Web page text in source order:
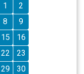
1
2
8
9
15
16
22
23
29
30